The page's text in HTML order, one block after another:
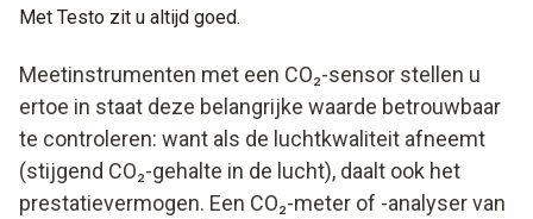
Met Testo zit u altijd goed.
Meetinstrumenten met een CO₂-sensor stellen u
ertoe in staat deze belangrijke waarde betrouwbaar
te controleren: want als de luchtkwaliteit afneemt
(stijgend CO₂-gehalte in de lucht), daalt ook het
prestatievermogen. Een CO₂-meter of -analyser van